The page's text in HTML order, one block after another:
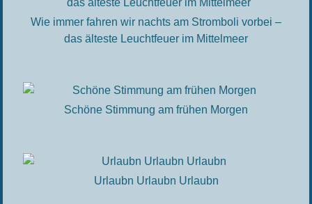
Wie immer fahren wir nachts am Stromboli vorbei –
das älteste Leuchtfeuer im Mittelmeer
Schöne Stimmung am frühen Morgen
Urlaubn Urlaubn Urlaubn